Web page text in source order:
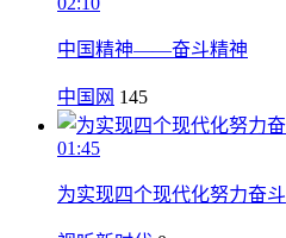
中国精神——奋斗精神
中国网 145
01:45
为实现四个现代化努力奋斗